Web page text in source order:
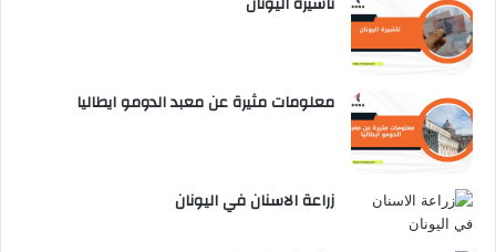
معلومات مثيرة عن معبد الدومو ايطاليا
زراعة الاسنان في اليونان